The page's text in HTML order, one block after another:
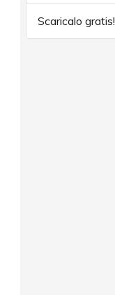
Scaricalo gratis!